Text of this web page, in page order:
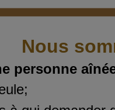
Nous
personne